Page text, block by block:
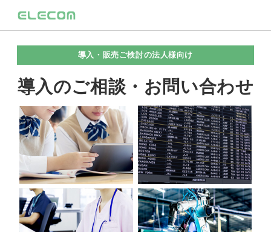
導入・販売ご検討の法人様向け
導入のご相談・お問い合わせ